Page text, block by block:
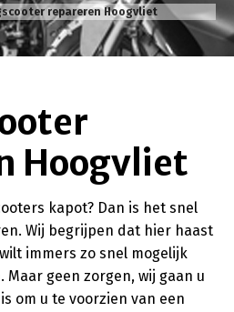
repareren Hoogvliet
Hoogvliet
kapot? Dan is het snel
Wij begrijpen dat hier haast
immers zo snel mogelijk
geen zorgen, wij gaan u
om u te voorzien van een